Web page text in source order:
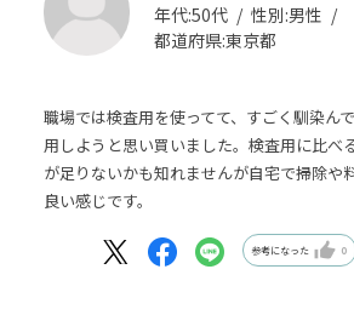
年代:50代 性別:男性
都道府県:東京都
職場では検査用を使ってて、すごく馴染ん
用しようと思い買いました。検査用に比べ
が足りないかも知れませんが自宅で掃除や
良い感じです。
参考になった 0